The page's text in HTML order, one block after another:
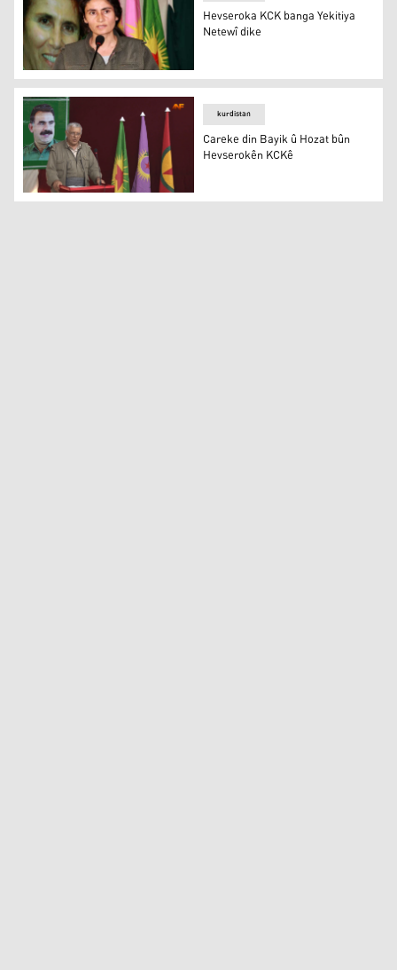
Hevseroka KCK banga Yekitiya Netewî dike
Hevseroka KCK banga Yekitiya
Netewî dike
Careke din Bayik û Hozat bûn Hevserokên KCKê
kurdistan
Careke din Bayik û Hozat bûn
Hevserokên KCKê